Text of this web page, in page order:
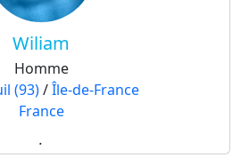
Wiliam
Homme
(93)/Île-de-France
France
.